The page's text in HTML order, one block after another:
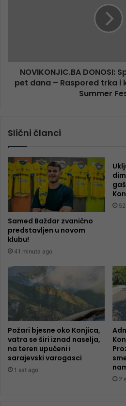
NOVIKONJIC.BA DONOSI:
pet dana – Raspored trka i
Summer
Slični članci
Samed Baždar zvanično
predstavljen u novom
klubu!
41 minuta ago
Požari bjesne oko Konjica,
vatra se širi iznad naselja,
na teren upućeni i
sarajevski varogasci
1 sat ago
2